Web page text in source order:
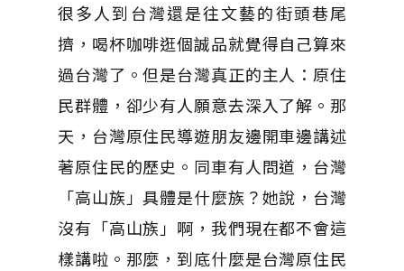
很多人到台灣還是往文藝的街頭巷尾
擠，喝杯咖啡逛個誠品就覺得自己算來
過台灣了。但是台灣真正的主人：原住
民群體，卻少有人願意去深入了解。那
天，台灣原住民導遊朋友邊開車邊講述
著原住民的歷史。同車有人問道，台灣
「高山族」具體是什麼族？她說，台灣
沒有「高山族」啊，我們現在都不會這
樣講啦。那麼，到底什麼是台灣原住民